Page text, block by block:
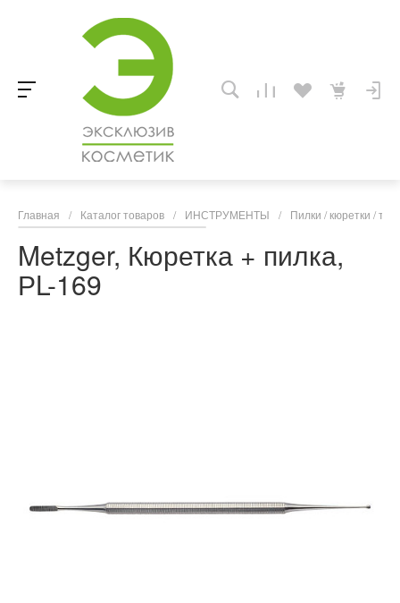
Главная / Каталог товаров / ИНСТРУМЕНТЫ / Пилки / кюретки /
Metzger, Кюретка + пилка,
РL-169